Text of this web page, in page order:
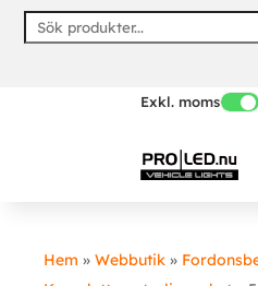
Skip
Exkl. moms
Hem » Webbutik »